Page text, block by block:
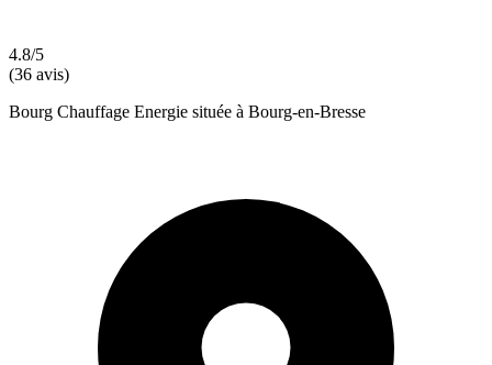
4.8/5
(36 avis)
Bourg Chauffage Energie située à Bourg-en-Bresse